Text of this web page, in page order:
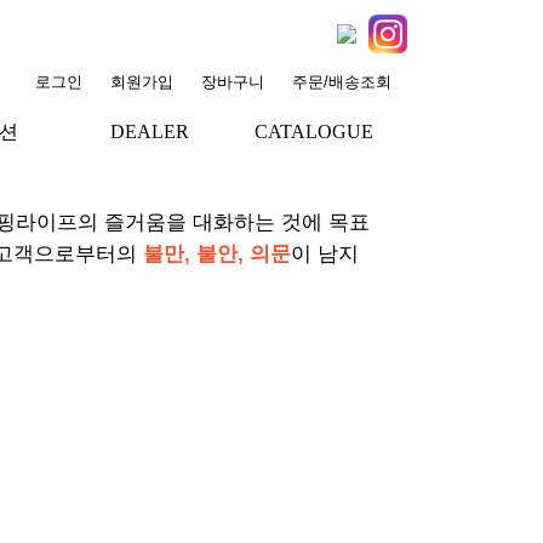
로그인 회원가입 장바구니 주문/배송조회
DEALER
CATALOGUE
라이프의 즐거움을 대화하는 것에 목표
객으로부터의 불만, 불안, 의문이 남지